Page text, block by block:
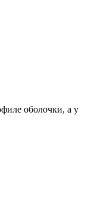
оболочки, а у